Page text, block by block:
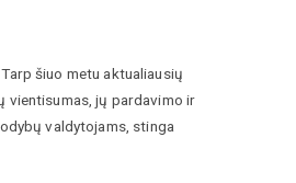
šiuo metu aktualiausių
vientisumas, jų pardavimo ir
valdytojams, stinga